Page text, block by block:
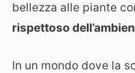
bellezza alle piante
rispettoso
In un mondo dove la